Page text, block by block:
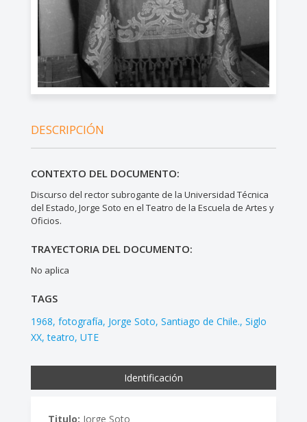
DESCRIPCIÓN
CONTEXTO DEL DOCUMENTO:
Discurso del rector subrogante de la Universidad Técnica
del Estado, Jorge Soto en el Teatro de la Escuela de Artes y
Oficios.
TRAYECTORIA DEL DOCUMENTO:
No aplica
TAGS
1968 fotografía Jorge Soto Santiago de Chile. Siglo
XX teatro UTE
Identificación
Titulo: Jorge Soto